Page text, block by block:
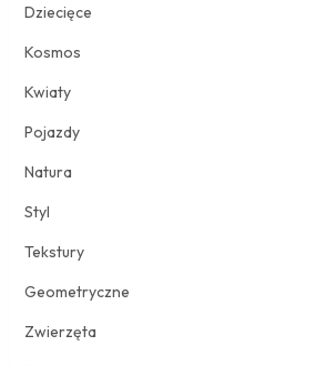
Dziecięce
Kosmos
Kwiaty
Pojazdy
Natura
Styl
Tekstury
Geometryczne
Zwierzęta